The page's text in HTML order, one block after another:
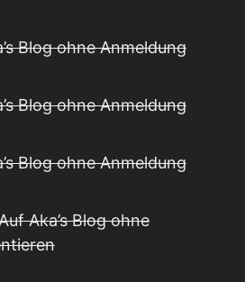
Blog ohne Anmeldung
Blog ohne Anmeldung
Blog ohne Anmeldung
Aka’s Blog ohne